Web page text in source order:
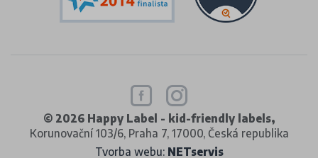
© 2026 Happy Label - kid-friendly labels,
Korunovační 103/6, Praha 7, 17000, Česká republika
Tvorba webu: NETservis